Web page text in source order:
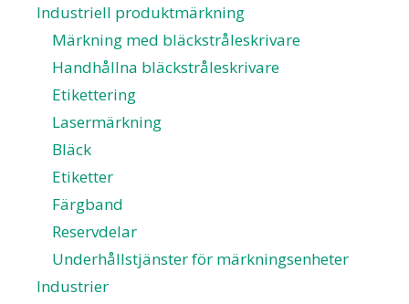
Industriell produktmärkning
Märkning med bläckstråleskrivare
Handhållna bläckstråleskrivare
Etikettering
Lasermärkning
Bläck
Etiketter
Färgband
Reservdelar
Underhållstjänster för märkningsenheter
Industrier